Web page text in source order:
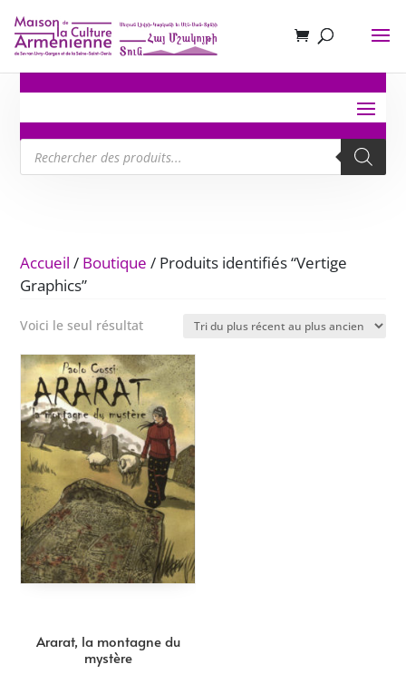
Recherche
de
produits
Accueil / Boutique / Produits identifiés “Vertige
Graphics”
Voici le seul résultat
Ararat, la montagne du
mystère